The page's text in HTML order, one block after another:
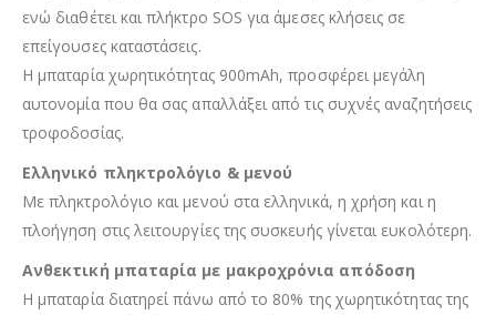
ενώ διαθέτει και πλήκτρο SOS για άμεσες κλήσεις σε
επείγουσες καταστάσεις.
Η μπαταρία χωρητικότητας 900mAh, προσφέρει μεγάλη
αυτονομία που θα σας απαλλάξει από τις συχνές αναζητήσεις
τροφοδοσίας.
Ελληνικό πληκτρολόγιο & μενού
Με πληκτρολόγιο και μενού στα ελληνικά, η χρήση και η
πλοήγηση στις λειτουργίες της συσκευής γίνεται ευκολότερη.
Ανθεκτική μπαταρία με μακροχρόνια απόδοση
Η μπαταρία διατηρεί πάνω από το 80% της χωρητικότητας της